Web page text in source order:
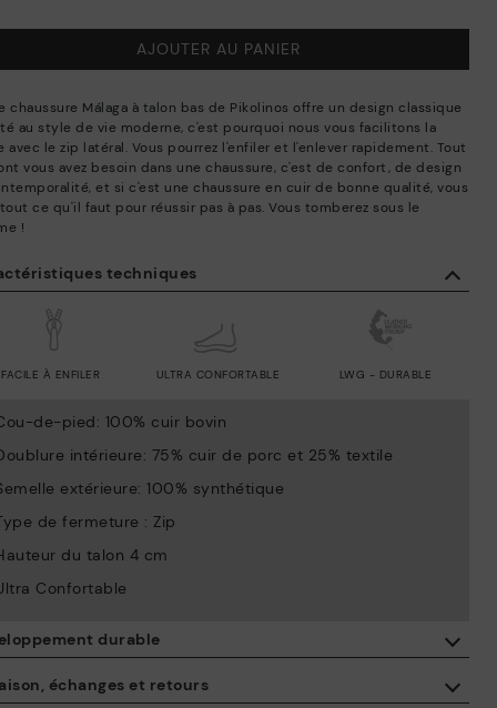
techniques
FACILE À ENFILER ULTRA CONFORTABLE LWG - DURABLE
de-pied: 100% cuir bovin
intérieure: 75% cuir de porc et 25% textile
extérieure: 100% synthétique
de fermeture : Zip
du talon 4 cm
Confortable
échanges et retours
durable
En achetant ce produit, vous soutenez une fabrication éco-
responsable du cuir via le Leather Working Group.
AJOUTER AU PANIER
chaussure Málaga à talon bas de Pikolinos offre un design classique
au style de vie moderne, c'est pourquoi nous vous facilitons la
avec le zip latéral. Vous pourrez l'enfiler et l'enlever rapidement. Tout
vous avez besoin dans une chaussure, c'est de confort, de design
et si c'est une chaussure en cuir de bonne qualité, vous
tout ce qu'il faut pour réussir pas à pas. Vous tomberez sous le
!